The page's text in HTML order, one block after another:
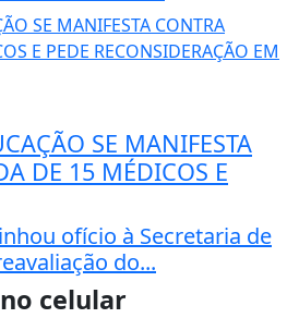
SE MANIFESTA
DE 15 MÉDICOS E
ofício à Secretaria de
do...
no celular